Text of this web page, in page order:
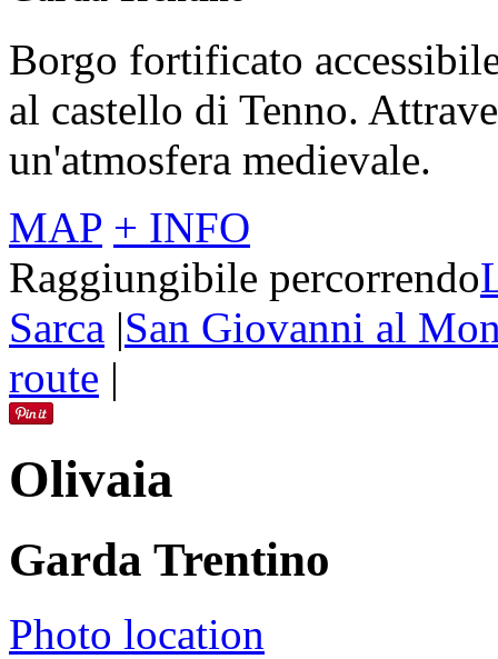
Borgo fortificato
al castello di Tenno.
un'atmosfera medievale.
MAP + INFO
Raggiungibile percorrendo
Sarca |San Giovanni al
route |
Olivaia
Garda Trentino
Photo location